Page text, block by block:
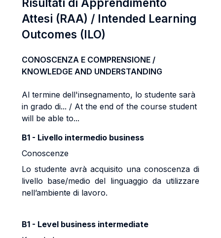
Risultati di Apprendimento
Attesi (RAA) / Intended Learning
Outcomes (ILO)
CONOSCENZA E COMPRENSIONE /
KNOWLEDGE AND UNDERSTANDING
Al termine dell'insegnamento, lo studente sarà
in grado di... / At the end of the course student
will be able to...
B1 - Livello intermedio business
Conoscenze
Lo studente avrà acquisito una conoscenza di
livello base/medio del linguaggio da utilizzare
nell’ambiente di lavoro.
B1 - Level business intermediate